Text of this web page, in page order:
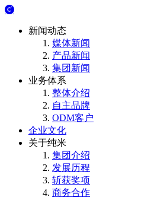
新闻动态
媒体新闻
产品新闻
集团新闻
业务体系
整体介绍
自主品牌
ODM客户
企业文化
关于纯米
集团介绍
发展历程
斩获奖项
商务合作